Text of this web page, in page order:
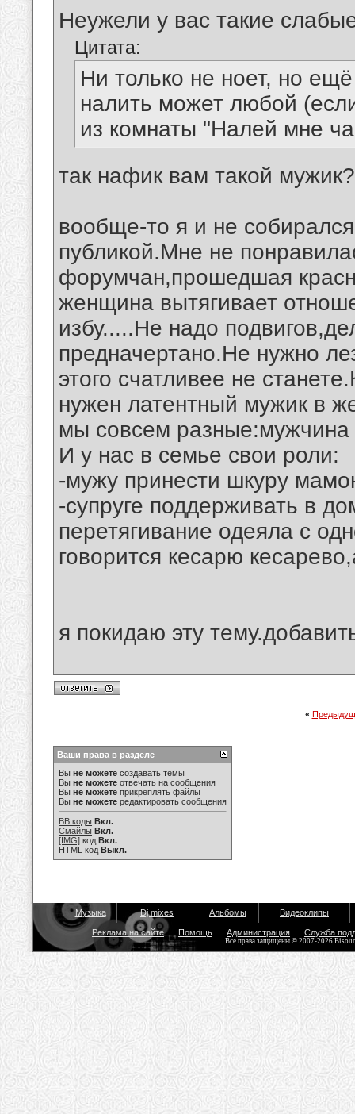
Неужели у вас такие
Цитата:
Ни только не ноет, но
налить может любой
из комнаты "Налей мне
так нафик вам такой мужик?
вообще-то я и не
публикой.Мне не
форумчан,прошедшая
женщина вытягивает
избу.....Не надо
предначертано.Не нужно
этого счатливее не
нужен латентный мужик в
мы совсем
И у нас в семье свои роли:
-мужу принести шкуру
-супруге поддерживать в
перетягивание одеяла с
говорится кесарю
я покидаю эту
«
Ваши права в разделе
Вы не можете создавать темы
Вы не можете отвечать на сообщения
Вы не можете прикреплять файлы
Вы не можете редактировать сообщения
BB коды Вкл.
Смайлы Вкл.
[IMG] код Вкл.
HTML код Выкл.
Музыка Dj mixes Альбомы Видеоклипы
Реклама на сайте Помощь Администрация Служба
Все права защищены © 2007-2026